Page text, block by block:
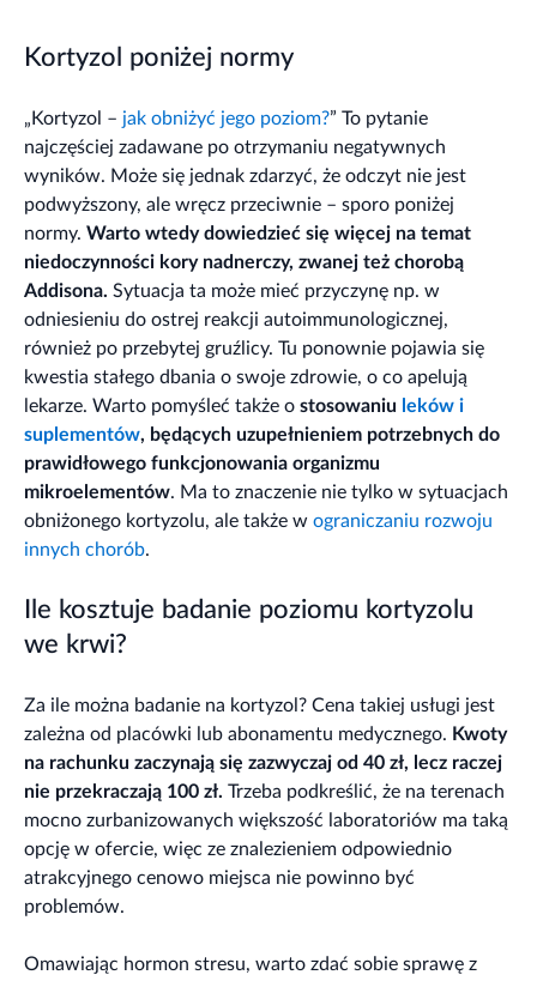
Kortyzol poniżej normy
„Kortyzol – jak obniżyć jego poziom?” To pytanie
najczęściej zadawane po otrzymaniu negatywnych
wyników. Może się jednak zdarzyć, że odczyt nie jest
podwyższony, ale wręcz przeciwnie – sporo poniżej
normy. Warto wtedy dowiedzieć się więcej na temat
niedoczynności kory nadnerczy, zwanej też chorobą
Addisona. Sytuacja ta może mieć przyczynę np. w
odniesieniu do ostrej reakcji autoimmunologicznej,
również po przebytej gruźlicy. Tu ponownie pojawia się
kwestia stałego dbania o swoje zdrowie, o co apelują
lekarze. Warto pomyśleć także o stosowaniu leków i
suplementów, będących uzupełnieniem potrzebnych do
prawidłowego funkcjonowania organizmu
mikroelementów. Ma to znaczenie nie tylko w sytuacjach
obniżonego kortyzolu, ale także w ograniczaniu rozwoju
innych chorób.
Ile kosztuje badanie poziomu kortyzolu
we krwi?
Za ile można badanie na kortyzol? Cena takiej usługi jest
zależna od placówki lub abonamentu medycznego. Kwoty
na rachunku zaczynają się zazwyczaj od 40 zł, lecz raczej
nie przekraczają 100 zł. Trzeba podkreślić, że na terenach
mocno zurbanizowanych większość laboratoriów ma taką
opcję w ofercie, więc ze znalezieniem odpowiednio
atrakcyjnego cenowo miejsca nie powinno być
problemów.
Omawiając hormon stresu, warto zdać sobie sprawę z